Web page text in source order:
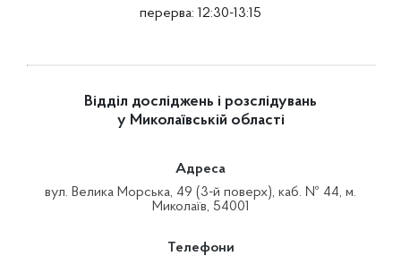
перерва: 12:30-13:15
Відділ досліджень і розслідувань
у Миколаївській області
Адреса
вул. Велика Морська, 49 (3-й поверх), каб. № 44, м.
Миколаїв, 54001
Телефони